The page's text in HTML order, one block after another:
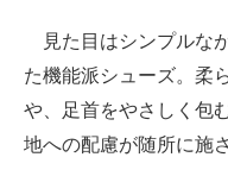
見た目はシンプルな
た機能派シューズ。柔
や、足首をやさしく包
地への配慮が随所に施